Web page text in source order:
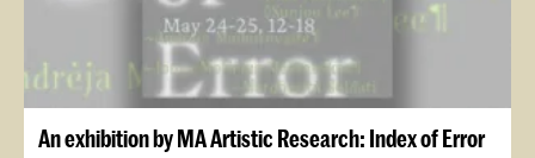
An exhibition by MA Artistic Research: Index of Error